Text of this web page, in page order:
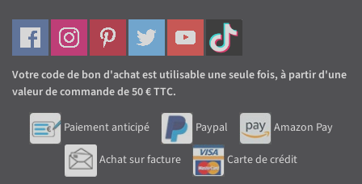
Votre code de bon d'achat est utilisable une seule fois, à partir d'une
valeur de commande de 50 € TTC.
Paiement anticipé Paypal
Amazon Pay
Achat sur facture
Carte de crédit